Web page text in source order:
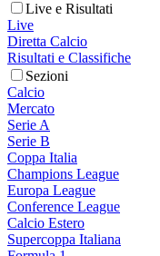
Live e Risultati
Live
Diretta Calcio
Risultati e Classifiche
Sezioni
Calcio
Mercato
Serie A
Serie B
Coppa Italia
Champions League
Europa League
Conference League
Calcio Estero
Supercoppa Italiana